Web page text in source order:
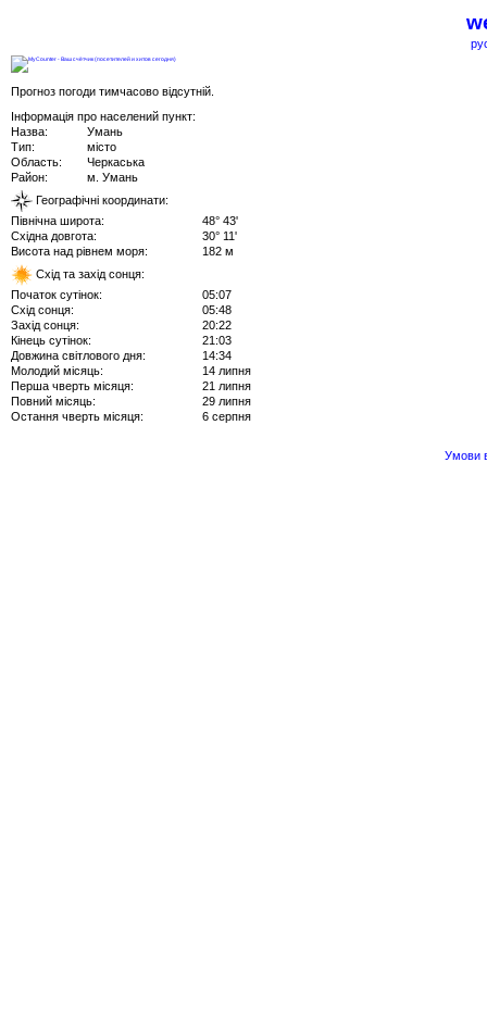
Прогноз погоди тимчасово відсутній.
Інформація про населений пункт:
Назва:
Умань
Тип:
місто
Область:
Черкаська
Район:
м. Умань
Географічні координати:
Північна широта:
48° 43'
Східна довгота:
30° 11'
Висота над рівнем моря:
182 м
Схід та захід сонця:
Початок сутінок:
05:07
Схід сонця:
05:48
Захід сонця:
20:22
Кінець сутінок:
21:03
Довжина світлового дня:
14:34
Молодий місяць:
14 липня
Перша чверть місяця:
21 липня
Повний місяць:
29 липня
Остання чверть місяця:
6 серпня
Умови